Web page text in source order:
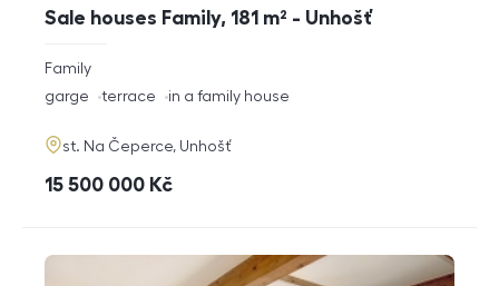
Sale houses Family, 181 m² - Unhošť
rozměry
disposition
Family
funkce
garge terrace in a family house
adresa
st. Na Čeperce, Unhošť
cena
15 500 000 Kč